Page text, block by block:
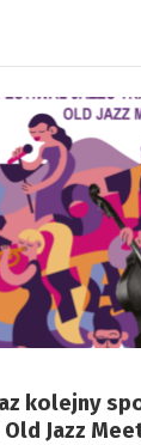
kolejny
Jazz